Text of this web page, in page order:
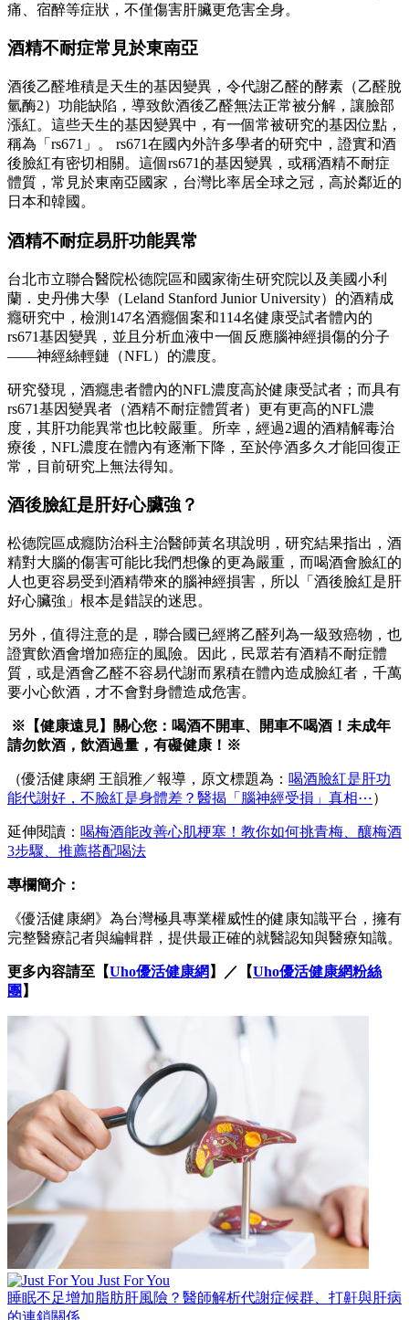
痛、宿醉等症狀，不僅傷害肝臟更危害全身。
酒精不耐症常見於東南亞
酒後乙醛堆積是天生的基因變異，令代謝乙醛的酵素（乙醛脫
氫酶2）功能缺陷，導致飲酒後乙醛無法正常被分解，讓臉部
漲紅。這些天生的基因變異中，有一個常被研究的基因位點，
稱為「rs671」。 rs671在國內外許多學者的研究中，證實和酒
後臉紅有密切相關。這個rs671的基因變異，或稱酒精不耐症
體質，常見於東南亞國家，台灣比率居全球之冠，高於鄰近的
日本和韓國。
酒精不耐症易肝功能異常
台北市立聯合醫院松德院區和國家衛生研究院以及美國小利
蘭．史丹佛大學（Leland Stanford Junior University）的酒精成
癮研究中，檢測147名酒癮個案和114名健康受試者體內的
rs671基因變異，並且分析血液中一個反應腦神經損傷的分子
——神經絲輕鏈（NFL）的濃度。
研究發現，酒癮患者體內的NFL濃度高於健康受試者；而具有
rs671基因變異者（酒精不耐症體質者）更有更高的NFL濃
度，其肝功能異常也比較嚴重。所幸，經過2週的酒精解毒治
療後，NFL濃度在體內有逐漸下降，至於停酒多久才能回復正
常，目前研究上無法得知。
酒後臉紅是肝好心臟強？
松德院區成癮防治科主治醫師黃名琪說明，研究結果指出，酒
精對大腦的傷害可能比我們想像的更為嚴重，而喝酒會臉紅的
人也更容易受到酒精帶來的腦神經損害，所以「酒後臉紅是肝
好心臟強」根本是錯誤的迷思。
另外，值得注意的是，聯合國已經將乙醛列為一級致癌物，也
證實飲酒會增加癌症的風險。因此，民眾若有酒精不耐症體
質，或是酒會乙醛不容易代謝而累積在體內造成臉紅者，千萬
要小心飲酒，才不會對身體造成危害。
※【健康遠見】關心您：喝酒不開車、開車不喝酒！未成年
請勿飲酒，飲酒過量，有礙健康！※
（優活健康網 王韻雅／報導，原文標題為： 喝酒臉紅是肝功
能代謝好，不臉紅是身體差？醫揭「腦神經受損」真相⋯）
延伸閱讀： 喝梅酒能改善心肌梗塞！教你如何挑青梅、釀梅酒
3步驟、推薦搭配喝法
專欄簡介：
《優活健康網》為台灣極具專業權威性的健康知識平台，擁有
完整醫療記者與編輯群，提供最正確的就醫認知與醫療知識。
更多內容請至【Uho優活健康網 】 ／【Uho優活健康網粉絲
團 】
Just For You
睡眠不足增加脂肪肝風險？醫師解析代謝症候群、打鼾與肝病
的連鎖關係